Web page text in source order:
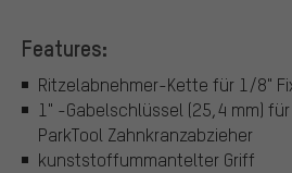
Features:
Ritzelabnehmer-Kette für 1/8"
1" -Gabelschlüssel (25,4 mm)
ParkTool Zahnkranzabzieher
kunststoffummantelter Griff